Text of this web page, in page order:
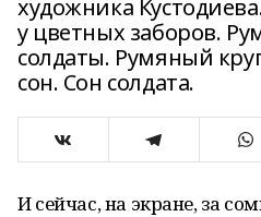
художника
у цветных заборов.
солдаты. Румяный
сон. Сон солдата.
И сейчас, на экране, за